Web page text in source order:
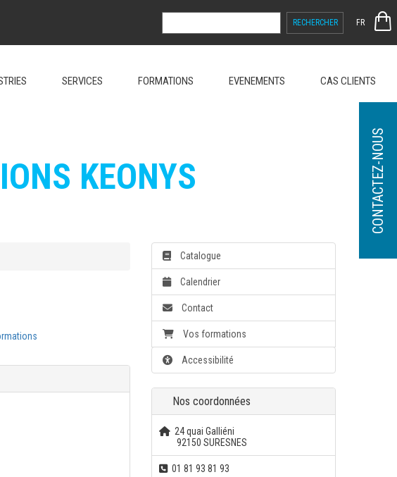
RECHERCHER :
FR
SERVICES FORMATIONS EVENEMENTS CAS CLIENTS
CONTACTEZ-NOUS
KEONYS
Catalogue
Calendrier
Contact
Vos formations
Accessibilité
Nos coordonnées
24 quai Galliéni
92150 SURESNES
01 81 93 81 93